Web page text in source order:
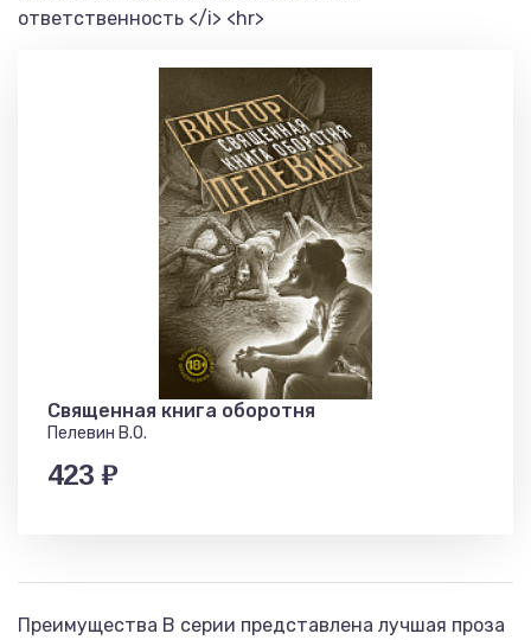
ответственность </i> <hr>
Священная книга оборотня
Пелевин В.О.
423 ₽
Преимущества В серии представлена лучшая проза